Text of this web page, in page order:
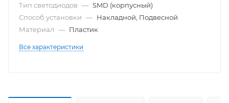
Тип светодиодов — SMD (корпусный)
Способ установки — Накладной, Подвесной
Материал — Пластик
Все характеристики